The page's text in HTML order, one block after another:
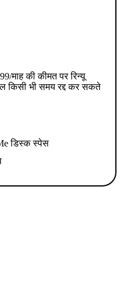
माह की कीमत पर रिन्यू
किसी भी समय रद्द कर सकते
डिस्क स्पेस